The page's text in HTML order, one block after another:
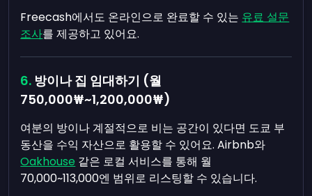
Freecash에서도 온라인으로 완료할 수 있는 유료 설문
조사를 제공하고 있어요.
방이나 집 임대하기 (월
750,000₩~1,200,000₩)
여분의 방이나 계절적으로 비는 공간이 있다면 도쿄 부
동산을 수익 자산으로 활용할 수 있어요. Airbnb와
Oakhouse 같은 로컬 서비스를 통해 월
70,000~113,000엔 범위로 리스팅할 수 있습니다.